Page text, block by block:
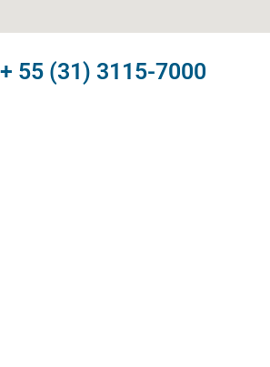
+ 55 (31) 3115-7000​